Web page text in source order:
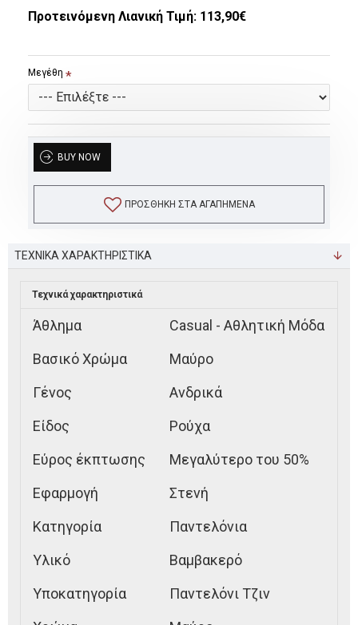
Προτεινόμενη Λιανική Τιμή: 113,90€
Μεγέθη
BUY NOW
ΠΡΟΣΘΉΚΗ ΣΤΑ ΑΓΑΠΗΜΈΝΑ
ΤΕΧΝΙΚΑ ΧΑΡΑΚΤΗΡΙΣΤΙΚΑ
Τεχνικά χαρακτηριστικά
Άθλημα
Casual - Αθλητική Μόδα
Βασικό Χρώμα
Μαύρο
Γένος
Ανδρικά
Είδος
Ρούχα
Εύρος έκπτωσης
Μεγαλύτερο του 50%
Εφαρμογή
Στενή
Κατηγορία
Παντελόνια
Υλικό
Βαμβακερό
Υποκατηγορία
Παντελόνι Τζιν